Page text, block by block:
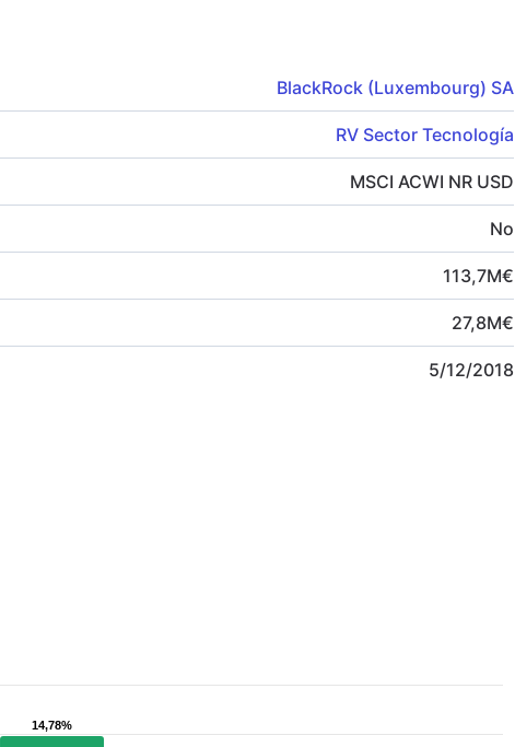
BlackRock (Luxembourg) SA
RV Sector Tecnología
MSCI ACWI NR USD
No
113,7M€
27,8M€
5/12/2018
14,78%
14,78%